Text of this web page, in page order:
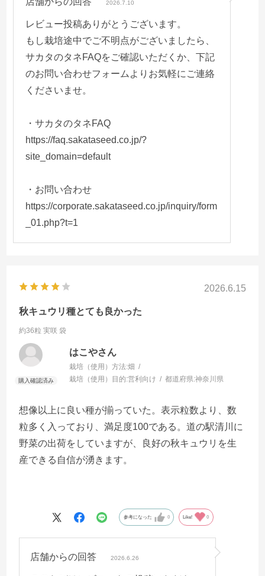
2026.7.10
レビュー投稿ありがとうございます。
もし栽培途中でご不明点がございましたら、
サカタのタネFAQをご確認いただくか、下記
のお問い合わせフォームよりお気軽にご連絡
くださいませ。
・サカタのタネFAQ
https://faq.sakataseed.co.jp/?
site_domain=default
・お問い合わせ
https://corporate.sakataseed.co.jp/inquiry/form
_01.php?t=1
2026.6.15
秋キュウリ種とても良かった
約36粒 実咲 袋
はこやさん
栽培（使用）方法:畑
栽培（使用）目的:営利向け 都道府県:神奈川県
想像以上に良い種が揃っていた。表示粒数より、数
粒多く入っており、満足度100である。道の駅清川に
野菜の出荷をしていますが、良好の秋キュウリを生
産できる自信が湧きます。
参考になった 0 Like! 0
店舗からの回答 2026.6.26